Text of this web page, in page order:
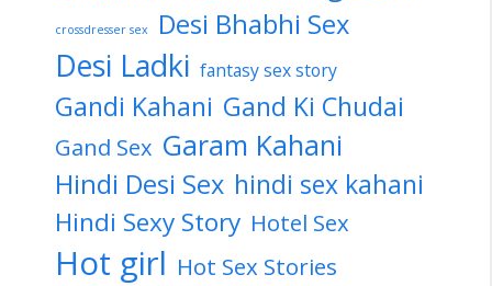
crossdresser sex Desi Bhabhi Sex
Desi Ladki fantasy sex story
Gandi Kahani Gand Ki Chudai
Gand Sex Garam Kahani
Hindi Desi Sex hindi sex kahani
Hindi Sexy Story Hotel Sex
Hot girl Hot Sex Stories